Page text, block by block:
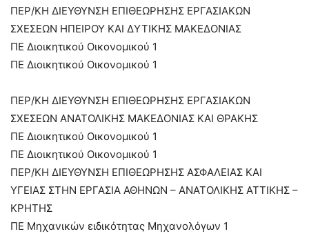
ΠΕΡ/ΚΗ ΔΙΕΥΘΥΝΣΗ ΕΠΙΘΕΩΡΗΣΗΣ ΕΡΓΑΣΙΑΚΩΝ
ΣΧΕΣΕΩΝ ΗΠΕΙΡΟΥ ΚΑΙ ΔΥΤΙΚΗΣ ΜΑΚΕΔΟΝΙΑΣ
ΠΕ Διοικητικού Οικονομικού 1
ΠΕ Διοικητικού Οικονομικού 1
ΠΕΡ/ΚΗ ΔΙΕΥΘΥΝΣΗ ΕΠΙΘΕΩΡΗΣΗΣ ΕΡΓΑΣΙΑΚΩΝ
ΣΧΕΣΕΩΝ ΑΝΑΤΟΛΙΚΗΣ ΜΑΚΕΔΟΝΙΑΣ ΚΑΙ ΘΡΑΚΗΣ
ΠΕ Διοικητικού Οικονομικού 1
ΠΕ Διοικητικού Οικονομικού 1
ΠΕΡ/ΚΗ ΔΙΕΥΘΥΝΣΗ ΕΠΙΘΕΩΡΗΣΗΣ ΑΣΦΑΛΕΙΑΣ ΚΑΙ
ΥΓΕΙΑΣ ΣΤΗΝ ΕΡΓΑΣΙΑ ΑΘΗΝΩΝ – ΑΝΑΤΟΛΙΚΗΣ ΑΤΤΙΚΗΣ –
ΚΡΗΤΗΣ
ΠΕ Μηχανικών ειδικότητας Μηχανολόγων 1